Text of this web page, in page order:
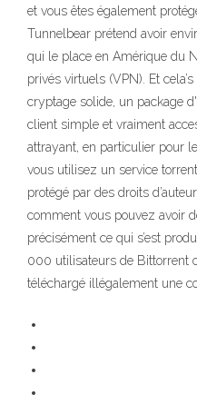
et vous êtes également
Tunnelbear prétend avoir
qui le place en Amérique du
privés virtuels (VPN). Et
cryptage solide, un package
client simple et vraiment
attrayant, en particulier pour
vous utilisez un service
protégé par des droits
comment vous pouvez avoir
précisément ce qui s’est
000 utilisateurs de Bittorrent
téléchargé illégalement une